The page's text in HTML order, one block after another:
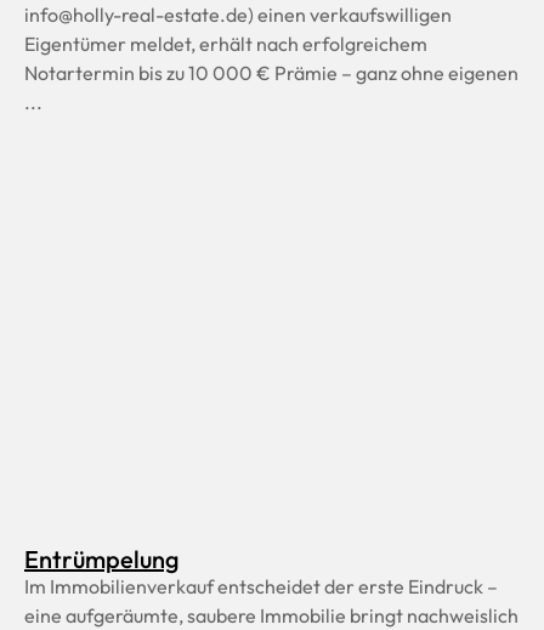
info@holly-real-estate.de) einen verkaufswilligen
Eigentümer meldet, erhält nach erfolgreichem
Notartermin bis zu 10 000 € Prämie – ganz ohne eigenen
...
Entrümpelung
Im Immobilienverkauf entscheidet der erste Eindruck –
eine aufgeräumte, saubere Immobilie bringt nachweislich